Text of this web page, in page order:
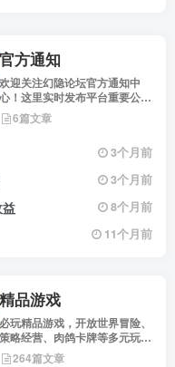
官方通知
欢迎关注幻隐论坛官方通知中
心！这里实时发布平台重要公
告、活动规则、功能更新、安全
提醒及用户权益说明，确保每位
们坚持公开透明，通过权威通知
坛获得更优质、安全的使用体
验！立即查看，不错过关键信
！
6篇文章
3个月前
3个月前
8个月前
11个月前
精品游戏
必玩精品游戏，开放世界冒险、
策略经营、肉鸽卡牌等多元玩
法，满足不同玩家的喜好 。
264篇文章